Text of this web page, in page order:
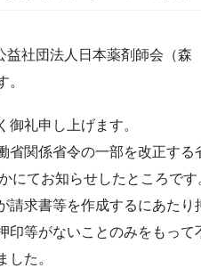
社団法人日本薬剤師会（
。
礼申し上げます。
関係省令の一部を改正する
にてお知らせしたところです
求書等を作成するにあたり
印等がないことのみをもって
た。